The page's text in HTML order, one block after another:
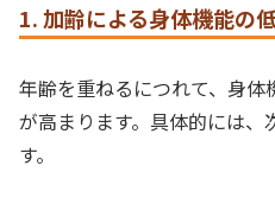
1. 加齢による身体機能の
年齢を重ねるにつれて、身
が高まります。具体的には、
す。